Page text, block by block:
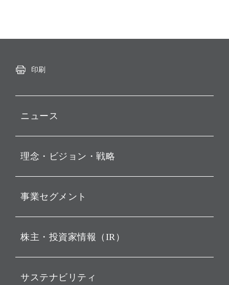
印刷
ニュース
お知らせ
動画配信
理念・ビジョン・戦略
経営理念
ビジョン
戦略
バリュー
ソフトバンクグループの歩
事業セグメント
ソフトバンク・ビジョン・
株主・投資家情報（IR）
IRカレンダー
サステナビリティ